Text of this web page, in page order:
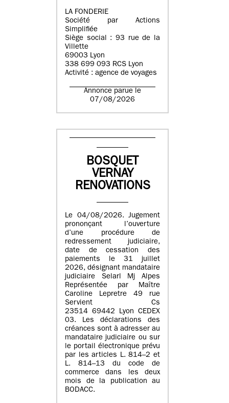
LA FONDERIE
Société par Actions
Simplifiée
Siège social : 93 rue de la
Villette
69003 Lyon
338 699 093 RCS Lyon
Activité : agence de voyages
Annonce parue le
07/08/2026
BOSQUET
VERNAY
RENOVATIONS
Le 04/08/2026. Jugement
prononçant l’ouverture
d’une procédure de
redressement judiciaire,
date de cessation des
paiements le 31 juillet
2026, désignant mandataire
judiciaire Selarl Mj Alpes
Représentée par Maître
Caroline Lepretre 49 rue
Servient Cs
23514 69442 Lyon CEDEX
03. Les déclarations des
créances sont à adresser au
mandataire judiciaire ou sur
le portail électronique prévu
par les articles L. 814–2 et
L. 814–13 du code de
commerce dans les deux
mois de la publication au
BODACC.